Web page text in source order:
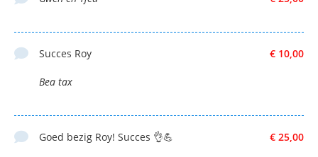
€ 10,00
Succes Roy
Bea tax
€ 25,00
Goed bezig Roy! Succes 👌💪